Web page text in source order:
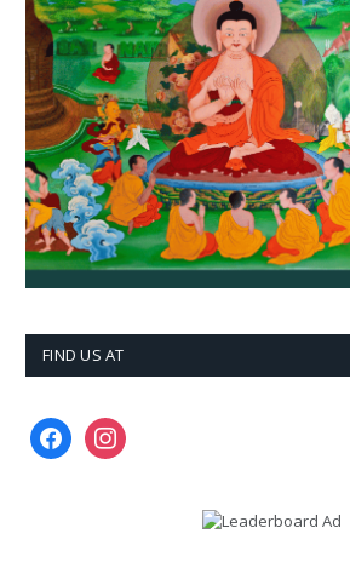
FIND US AT
facebookinstagram